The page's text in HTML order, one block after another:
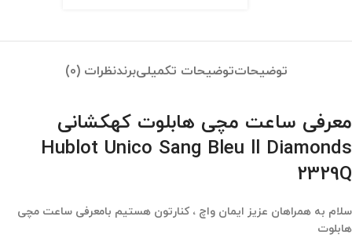
توضیحاتتوضیحات تکمیلیبرندنظرات (0)
معرفی ساعت مچی هابلوت کهکشانی
Hublot Unico Sang Bleu ll Diamonds
2329Q
سلام به همراهان عزیز ایمان واچ ، کنارتون هستیم بامعرفی ساعت مچی
هابلوت